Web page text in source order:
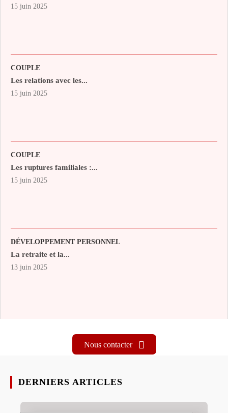
15 juin 2025
COUPLE
Les relations avec les...
15 juin 2025
COUPLE
Les ruptures familiales :...
15 juin 2025
DÉVELOPPEMENT PERSONNEL
La retraite et la...
13 juin 2025
Nous contacter
DERNIERS ARTICLES